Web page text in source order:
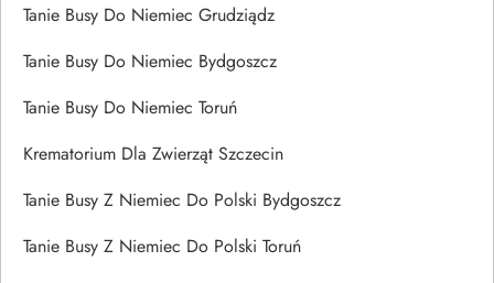
Tanie Busy Do Niemiec Grudziądz
Tanie Busy Do Niemiec Bydgoszcz
Tanie Busy Do Niemiec Toruń
Krematorium Dla Zwierząt Szczecin
Tanie Busy Z Niemiec Do Polski Bydgoszcz
Tanie Busy Z Niemiec Do Polski Toruń